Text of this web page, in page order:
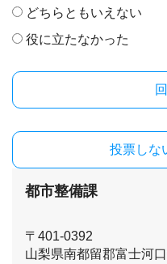
どちらともいえない
役に立たなかった
投票しな
都市整備課
〒401-0392
山梨県南都留郡富士河